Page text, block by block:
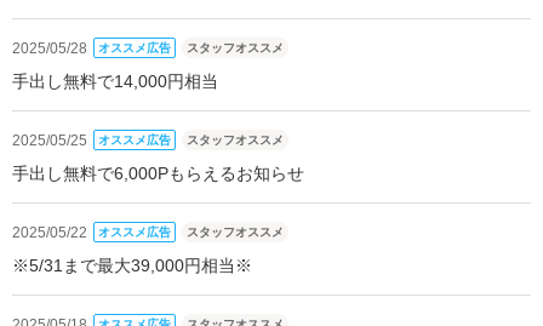
2025/05/28 オススメ広告 スタッフオススメ
手出し無料で14,000円相当
2025/05/25 オススメ広告 スタッフオススメ
手出し無料で6,000Pもらえるお知らせ
2025/05/22 オススメ広告 スタッフオススメ
※5/31まで最大39,000円相当※